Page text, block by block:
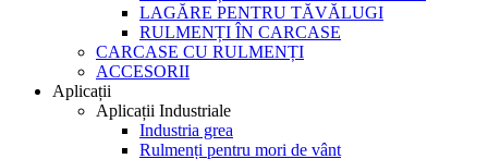
LAGĂRE PENTRU TĂVĂLUGI
RULMENȚI ÎN CARCASE
CARCASE CU RULMENȚI
ACCESORII
Aplicații
Aplicații Industriale
Industria grea
Rulmenți pentru mori de vânt